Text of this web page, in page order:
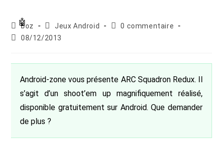
Auteur/autrice
de
boz
Post
category:
Jeux Android
Commentaires
0 commentaire
Publication
08/12/2013
Android-zone vous présente ARC Squadron Redux. Il
s’agit d’un shoot’em up magnifiquement réalisé,
disponible gratuitement sur Android. Que demander
de plus ?